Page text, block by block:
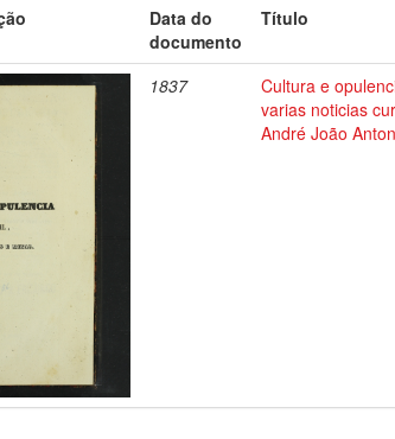
Data do
documento
Título
1837
Cultura e
varias noticias
André João